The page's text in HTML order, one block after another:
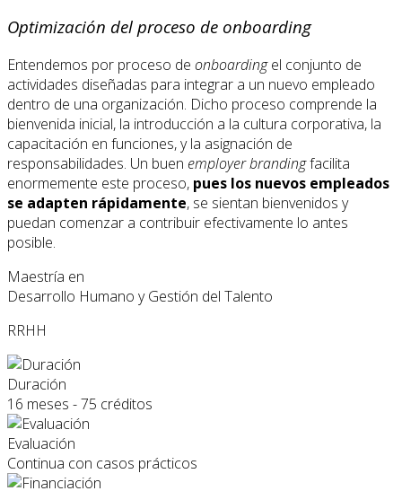
Optimización del proceso de onboarding
Entendemos por proceso de onboardingel conjunto de
actividades diseñadas para integrar a un nuevo empleado
dentro de una organización. Dicho proceso comprende la
bienvenida inicial, la introducción a la cultura corporativa, la
capacitación en funciones, y la asignación de
responsabilidades. Un buen employer brandingfacilita
enormemente este proceso, pues los nuevos empleados
se adapten rápidamente, se sientan bienvenidos y
puedan comenzar a contribuir efectivamente lo antes
posible.
Maestría en
Desarrollo Humano y Gestión del Talento
RRHH
Duración
16 meses - 75 créditos
Evaluación
Continua con casos prácticos